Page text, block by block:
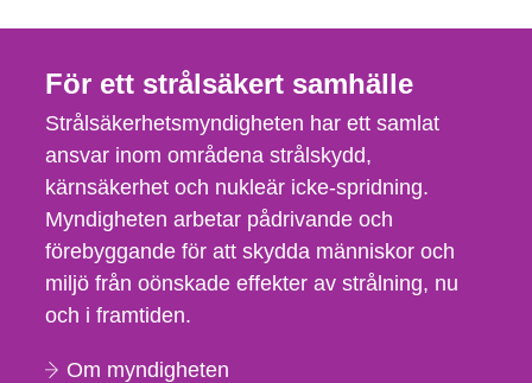
För ett strålsäkert samhälle
Strålsäkerhetsmyndigheten har ett samlat
ansvar inom områdena strålskydd,
kärnsäkerhet och nukleär icke-spridning.
Myndigheten arbetar pådrivande och
förebyggande för att skydda människor och
miljö från oönskade effekter av strålning, nu
och i framtiden.
Om myndigheten